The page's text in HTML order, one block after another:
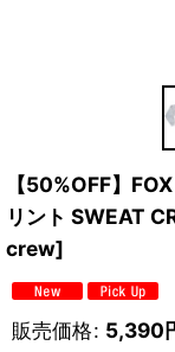
【50%OFF】
リント SWEAT
crew]
販売価格: 5,390